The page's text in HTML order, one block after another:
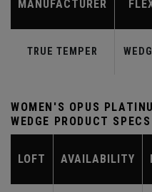
MANUFACTURER
TRUE TEMPER
WOMEN'S OPUS
WEDGE PRODUCT SPECS
LOFT AVAILABILITY